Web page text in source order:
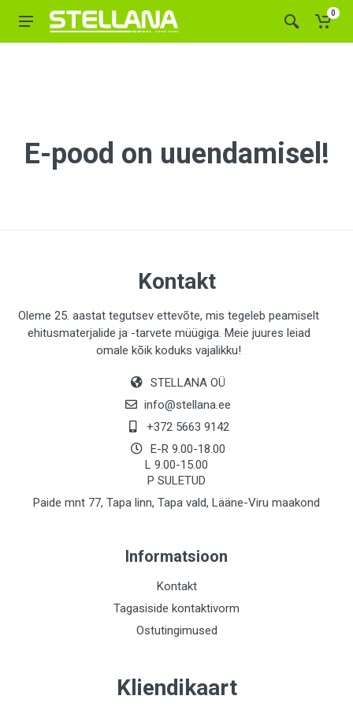
0
E-pood on uuendamisel!
Kontakt
Oleme 25. aastat tegutsev ettevõte, mis tegeleb peamiselt
ehitusmaterjalide ja -tarvete müügiga. Meie juures leiad
omale kõik koduks vajalikku!
STELLANA OÜ
info@stellana.ee
+372 5663 9142
E-R 9.00-18.00
L 9.00-15.00
P SULETUD
Paide mnt 77, Tapa linn, Tapa vald, Lääne-Viru maakond
Informatsioon
Kontakt
Tagasiside kontaktivorm
Ostutingimused
Kliendikaart